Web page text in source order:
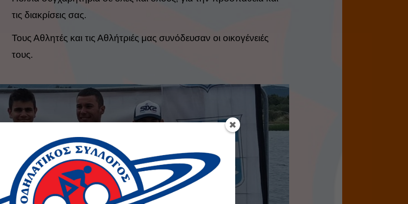
τις διακρίσεις σας.
Τους Αθλητές και τις Αθλήτριές μας συνόδευσαν οι οικογένειές
τους.